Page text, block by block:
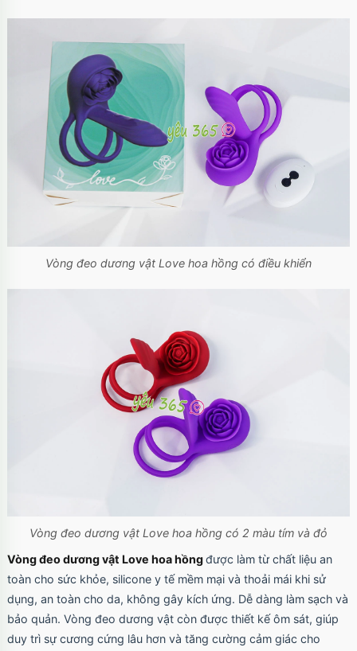
Vòng đeo dương vật Love hoa hồng có điều khiển
Vòng đeo dương vật Love hoa hồng có 2 màu tím và đỏ
Vòng đeo dương vật Love hoa hồngđược làm từ chất liệu an
toàn cho sức khỏe, silicone y tế mềm mại và thoải mái khi sử
dụng, an toàn cho da, không gây kích ứng. Dễ dàng làm sạch và
bảo quản. Vòng đeo dương vật còn được thiết kế ôm sát, giúp
duy trì sự cương cứng lâu hơn và tăng cường cảm giác cho